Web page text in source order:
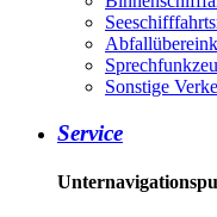
Sonstige
Service